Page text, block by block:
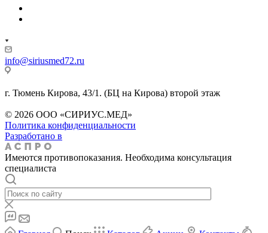
info@siriusmed72.ru
г. Тюмень Кирова, 43/1. (БЦ на Кирова) второй этаж
© 2026 ООО «СИРИУС.МЕД»
Политика конфиденциальности
Разработано в
Имеются противопоказания. Необходима консультация
специалиста